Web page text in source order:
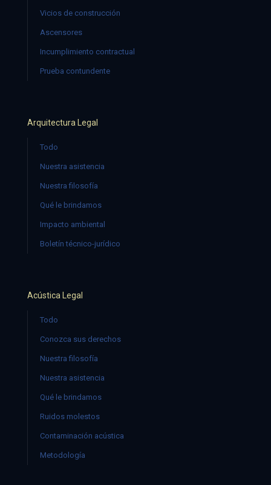
Vicios de construcción
Ascensores
Incumplimiento contractual
Prueba contundente
Arquitectura Legal
Todo
Nuestra asistencia
Nuestra filosofía
Qué le brindamos
Impacto ambiental
Boletín técnico-jurídico
Acústica Legal
Todo
Conozca sus derechos
Nuestra filosofía
Nuestra asistencia
Qué le brindamos
Ruidos molestos
Contaminación acústica
Metodología